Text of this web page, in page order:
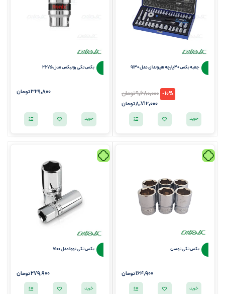
جعبه بکس 40 پارچه هیوندای مدل 9140
-10%
9,680,000تومان
8,712,000تومان
خرید
بکس تکی رونیکس مدل 2675
329,800تومان
خرید
بکس تکی توسن
164,900 تومان
خرید
بکس تکی نووا مدل 7100
279,900 تومان
خرید